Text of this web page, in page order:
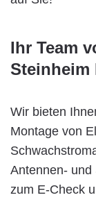
Ihr Team
Steinheim
Wir bieten
Montage von
Antennen- und
zum E-Check